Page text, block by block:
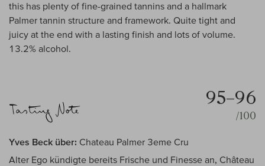
this has plenty of fine-grained tannins and a hallmark
Palmer tannin structure and framework. Quite tight and
juicy at the end with a lasting finish and lots of volume.
13.2% alcohol.
95–96
/100
Yves Beck über: Chateau Palmer 3eme Cru
Alter Ego kündigte bereits Frische und Finesse an, Château